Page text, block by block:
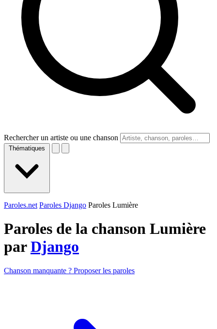
Rechercher un artiste ou une chanson
Thématiques
Paroles.net Paroles Django Paroles Lumière
Paroles de la chanson Lumière
parDjango
Chanson manquante ? Proposer les paroles